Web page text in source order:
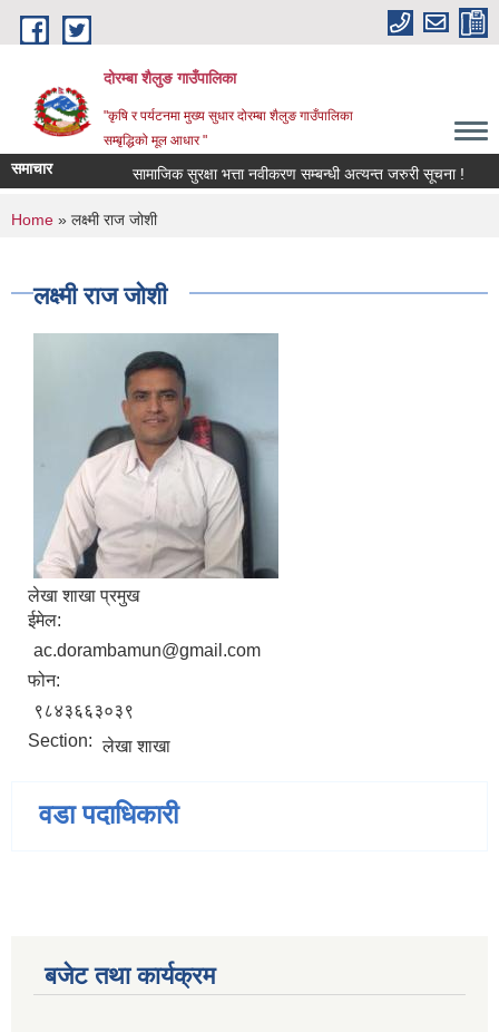
Skip to main content
दोरम्बा शैलुङ गाउँपालिका
"कृषि र पर्यटनमा मुख्य सुधार दोरम्बा शैलुङ गाउँपालिका
सम्बृद्धिको मूल आधार "
समाचार सामाजिक सुरक्षा भत्ता नवीकरण सम्बन्धी अत्यन्त जरुरी सूचना !
You are here
Home » लक्ष्मी राज जोशी
लक्ष्मी राज जोशी
लेखा शाखा प्रमुख
ईमेल:
ac.dorambamun@gmail.com
फोन:
९८४३६६३०३९
Section: लेखा शाखा
वडा पदाधिकारी
बजेट तथा कार्यक्रम